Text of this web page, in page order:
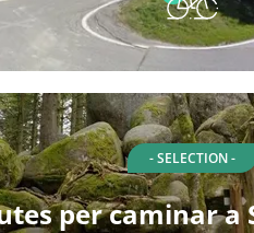
- SELECTION -
per caminar a